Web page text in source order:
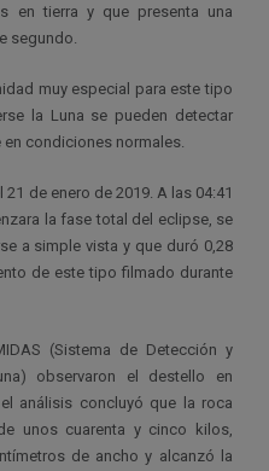
en tierra y que presenta una
segundo.
muy especial para este tipo
la Luna se pueden detectar
condiciones normales.
de enero de 2019. A las 04:41
la fase total del eclipse, se
a simple vista y que duró 0,28
de este tipo filmado durante
(Sistema de Detección y
observaron el destello en
análisis concluyó que la roca
unos cuarenta y cinco kilos,
de ancho y alcanzó la